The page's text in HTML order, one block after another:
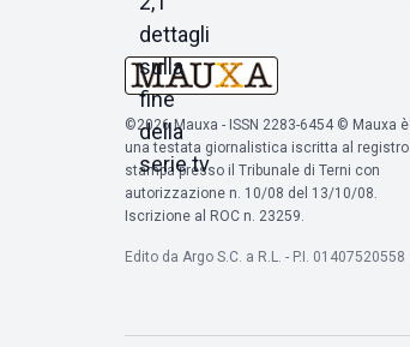
©2026 Mauxa - ISSN 2283-6454 © Mauxa è
una testata giornalistica iscritta al registro
stampa presso il Tribunale di Terni con
autorizzazione n. 10/08 del 13/10/08.
Iscrizione al ROC n. 23259.
Edito da Argo S.C. a R.L. - P.I. 01407520558